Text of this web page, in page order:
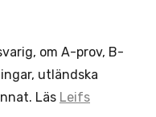
om A-prov, B-
utländska
Läs Leifs